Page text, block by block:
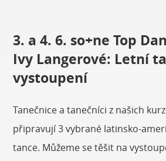
3. a 4. 6. so+ne Top
Ivy Langerové: Letní
vystoupení
Tanečnice a tanečníci z našich
připravují 3 vybrané latinsko-
tance. Můžeme se těšit na